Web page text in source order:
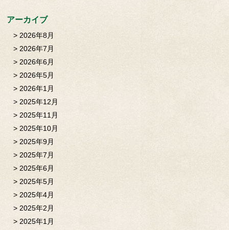
アーカイブ
2026年8月
2026年7月
2026年6月
2026年5月
2026年1月
2025年12月
2025年11月
2025年10月
2025年9月
2025年7月
2025年6月
2025年5月
2025年4月
2025年2月
2025年1月